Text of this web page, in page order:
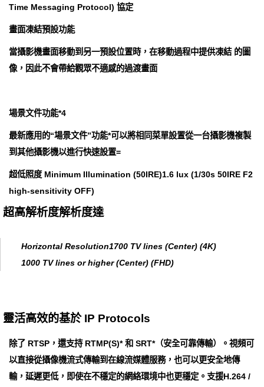
Time Messaging Protocol) 協定
畫面凍結預設功能
當攝影機畫面移動到另一預設位置時，在移動過程中提供凍結 的圖
像，因此不會帶給觀眾不適感的過渡畫面
場景文件功能*4
最新應用的“場景文件”功能*可以將相同菜單設置從一台攝影機複製
到其他攝影機以進行快速設置=
超低照度 Minimum Illumination (50IRE)1.6 lux (1/30s 50IRE F2
high-sensitivity OFF)
超高解析度解析度達
Horizontal Resolution1700 TV lines (Center) (4K)
1000 TV lines or higher (Center) (FHD)
靈活高效的基於 IP Protocols
除了 RTSP，還支持 RTMP(S)* 和 SRT*（安全可靠傳輸）。視頻可
以直接從攝像機流式傳輸到在線流媒體服務，也可以更安全地傳
輸，延遲更低，即使在不穩定的網絡環境中也更穩定。支援H.264 /